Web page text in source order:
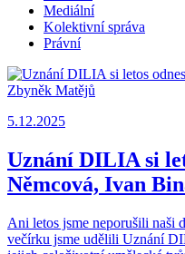
Mediální
Kolektivní správa
Právní
5.12.2025
Uznání DILIA si
Němcová, Ivan
Ani letos jsme neporušili naši
večírku jsme udělili Uznání